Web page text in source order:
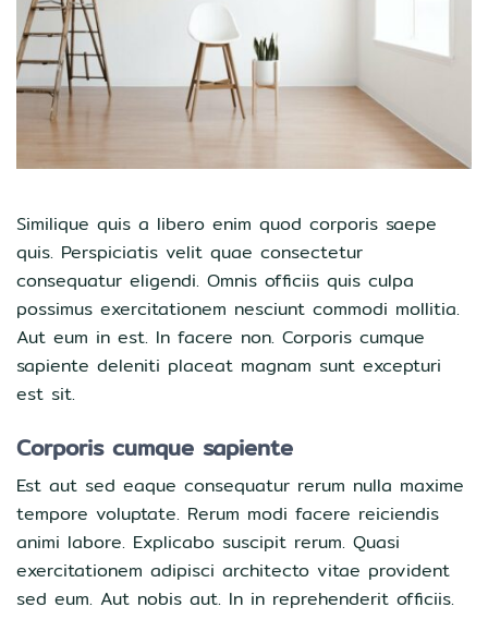
Similique quis a libero enim quod corporis saepe
quis. Perspiciatis velit quae consectetur
consequatur eligendi. Omnis officiis quis culpa
possimus exercitationem nesciunt commodi mollitia.
Aut eum in est. In facere non. Corporis cumque
sapiente deleniti placeat magnam sunt excepturi
est sit.
Corporis cumque sapiente
Est aut sed eaque consequatur rerum nulla maxime
tempore voluptate. Rerum modi facere reiciendis
animi labore. Explicabo suscipit rerum. Quasi
exercitationem adipisci architecto vitae provident
sed eum. Aut nobis aut. In in reprehenderit officiis.